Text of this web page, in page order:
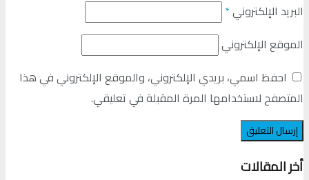
البريد الإلكتروني*
الموقع الإلكتروني
احفظ اسمي، بريدي الإلكتروني، والموقع الإلكتروني في هذا
المتصفح لاستخدامها المرة المقبلة في تعليقي.
أخر المقالات